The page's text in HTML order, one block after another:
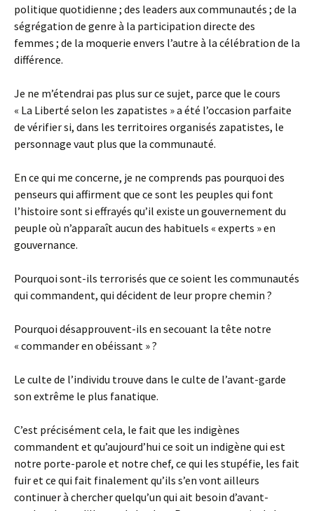
politique quotidienne ; des leaders aux communautés ; de la
ségrégation de genre à la participation directe des
femmes ; de la moquerie envers l’autre à la célébration de la
différence.
Je ne m’étendrai pas plus sur ce sujet, parce que le cours
« La Liberté selon les zapatistes » a été l’occasion parfaite
de vérifier si, dans les territoires organisés zapatistes, le
personnage vaut plus que la communauté.
En ce qui me concerne, je ne comprends pas pourquoi des
penseurs qui affirment que ce sont les peuples qui font
l’histoire sont si effrayés qu’il existe un gouvernement du
peuple où n’apparaît aucun des habituels « experts » en
gouvernance.
Pourquoi sont-ils terrorisés que ce soient les communautés
qui commandent, qui décident de leur propre chemin ?
Pourquoi désapprouvent-ils en secouant la tête notre
« commander en obéissant » ?
Le culte de l’individu trouve dans le culte de l’avant-garde
son extrême le plus fanatique.
C’est précisément cela, le fait que les indigènes
commandent et qu’aujourd’hui ce soit un indigène qui est
notre porte-parole et notre chef, ce qui les stupéfie, les fait
fuir et ce qui fait finalement qu’ils s’en vont ailleurs
continuer à chercher quelqu’un qui ait besoin d’avant-